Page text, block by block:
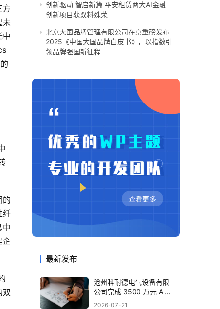
方
未
中
的
纤
中
企
双
创新驱动 智启新篇 平安租赁两大AI金融
创新项目获双料殊荣
北京大国品牌管理有限公司在京重磅发布
2025《中国大国品牌白皮书》，以指数引
领品牌强国新征程
最新发布
沧州科耐德电气设备有限
公司完成 3500 万元 A 轮
融资，布局智能配电全产
2026-07-21